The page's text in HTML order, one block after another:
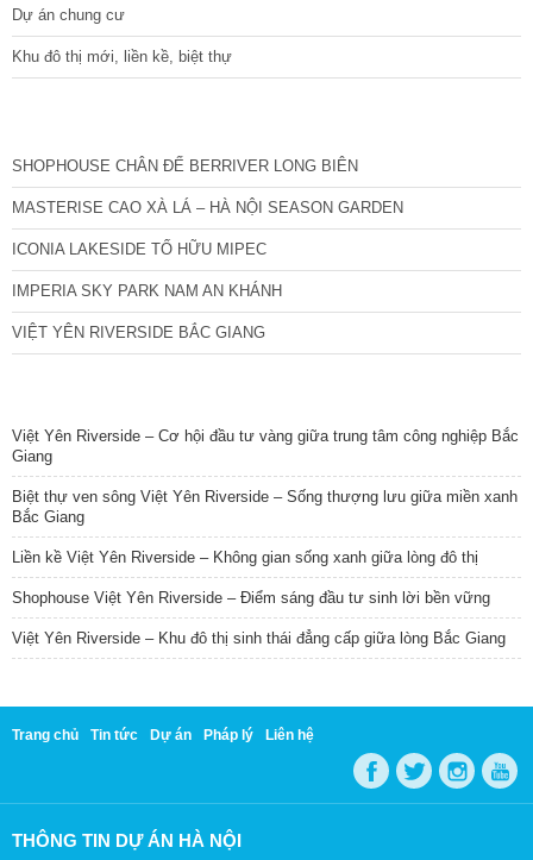
Dự án chung cư
Khu đô thị mới, liền kề, biệt thự
SHOPHOUSE CHÂN ĐẾ BERRIVER LONG BIÊN
MASTERISE CAO XÀ LÁ – HÀ NỘI SEASON GARDEN
ICONIA LAKESIDE TỐ HỮU MIPEC
IMPERIA SKY PARK NAM AN KHÁNH
VIỆT YÊN RIVERSIDE BẮC GIANG
Việt Yên Riverside – Cơ hội đầu tư vàng giữa trung tâm công nghiệp Bắc
Giang
Biệt thự ven sông Việt Yên Riverside – Sống thượng lưu giữa miền xanh
Bắc Giang
Liền kề Việt Yên Riverside – Không gian sống xanh giữa lòng đô thị
Shophouse Việt Yên Riverside – Điểm sáng đầu tư sinh lời bền vững
Việt Yên Riverside – Khu đô thị sinh thái đẳng cấp giữa lòng Bắc Giang
Trang chủ Tin tức Dự án Pháp lý Liên hệ
THÔNG TIN DỰ ÁN HÀ NỘI